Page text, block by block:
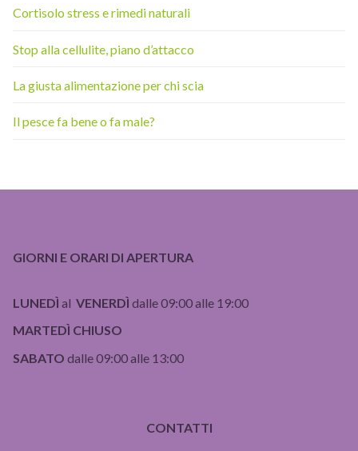
Cortisolo stress e rimedi naturali
Stop alla cellulite, piano d’attacco
La giusta alimentazione per chi scia
Il pesce fa bene o fa male?
GIORNI E ORARI DI APERTURA
LUNEDÌ al VENERDÌ dalle 09:00 alle 19:00
MARTEDÌ CHIUSO
SABATO dalle 09:00 alle 13:00
CONTATTI